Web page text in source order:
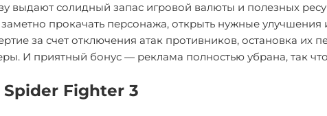
выдают солидный запас игровой валюты и полезных
прокачать персонажа, открыть нужные
за счет отключения атак противников, остановка их
И приятный бонус — реклама полностью убрана, так что
Fighter 3